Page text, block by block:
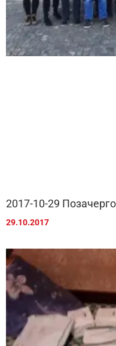
2017-10-29
29.10.2017